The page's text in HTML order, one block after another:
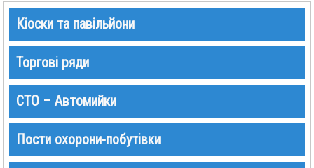
Кіоски та павільйони
Торгові ряди
СТО – Автомийки
Пости охорони-побутівки